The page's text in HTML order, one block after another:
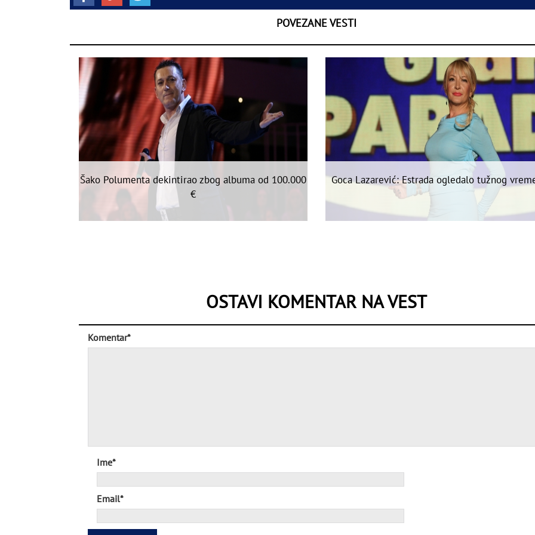
POVEZANE VESTI
Šako Polumenta dekintirao zbog albuma od 100.000
€
Goca Lazarević: Estrada ogledalo tužnog
OSTAVI KOMENTAR NA VEST
Komentar*
Ime*
Email*